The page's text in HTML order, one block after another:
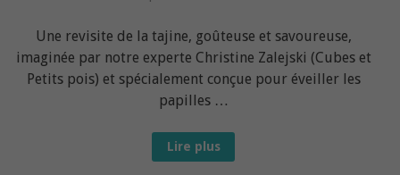
Une revisite de la tajine, goûteuse et savoureuse,
imaginée par notre experte Christine Zalejski (Cubes et
Petits pois) et spécialement conçue pour éveiller les
papilles …
Recette
bébé
dès
Lire plus